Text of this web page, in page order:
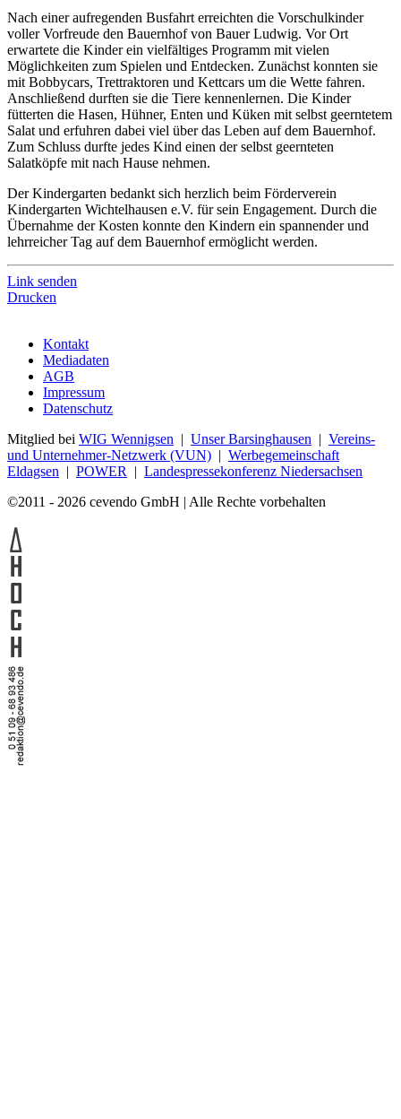
Nach einer aufregenden Busfahrt erreichten die Vorschulkinder
voller Vorfreude den Bauernhof von Bauer Ludwig. Vor Ort
erwartete die Kinder ein vielfältiges Programm mit vielen
Möglichkeiten zum Spielen und Entdecken. Zunächst konnten sie
mit Bobbycars, Trettraktoren und Kettcars um die Wette fahren.
Anschließend durften sie die Tiere kennenlernen. Die Kinder
fütterten die Hasen, Hühner, Enten und Küken mit selbst geerntetem
Salat und erfuhren dabei viel über das Leben auf dem Bauernhof.
Zum Schluss durfte jedes Kind einen der selbst geernteten
Salatköpfe mit nach Hause nehmen.
Der Kindergarten bedankt sich herzlich beim Förderverein
Kindergarten Wichtelhausen e.V. für sein Engagement. Durch die
Übernahme der Kosten konnte den Kindern ein spannender und
lehrreicher Tag auf dem Bauernhof ermöglicht werden.
Link senden
Drucken
Kontakt
Mediadaten
AGB
Impressum
Datenschutz
Mitglied bei WIG Wennigsen | Unser Barsinghausen | Vereins-
und Unternehmer-Netzwerk (VUN) | Werbegemeinschaft
Eldagsen | POWER | Landespressekonferenz Niedersachsen
©2011 - 2026 cevendo GmbH | Alle Rechte vorbehalten